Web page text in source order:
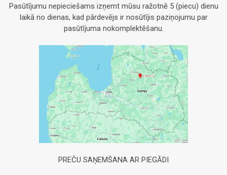
Pasūtījumu nepieciešams izņemt mūsu ražotnē 5 (piecu) dienu
laikā no dienas, kad pārdevējs ir nosūtījis paziņojumu par
pasūtījuma nokomplektēšanu.
PREČU SAŅEMŠANA AR PIEGĀDI